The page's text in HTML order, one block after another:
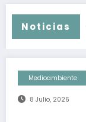
Noticias
utilizados en
y dan
Medioambiente
8 Julio, 2026